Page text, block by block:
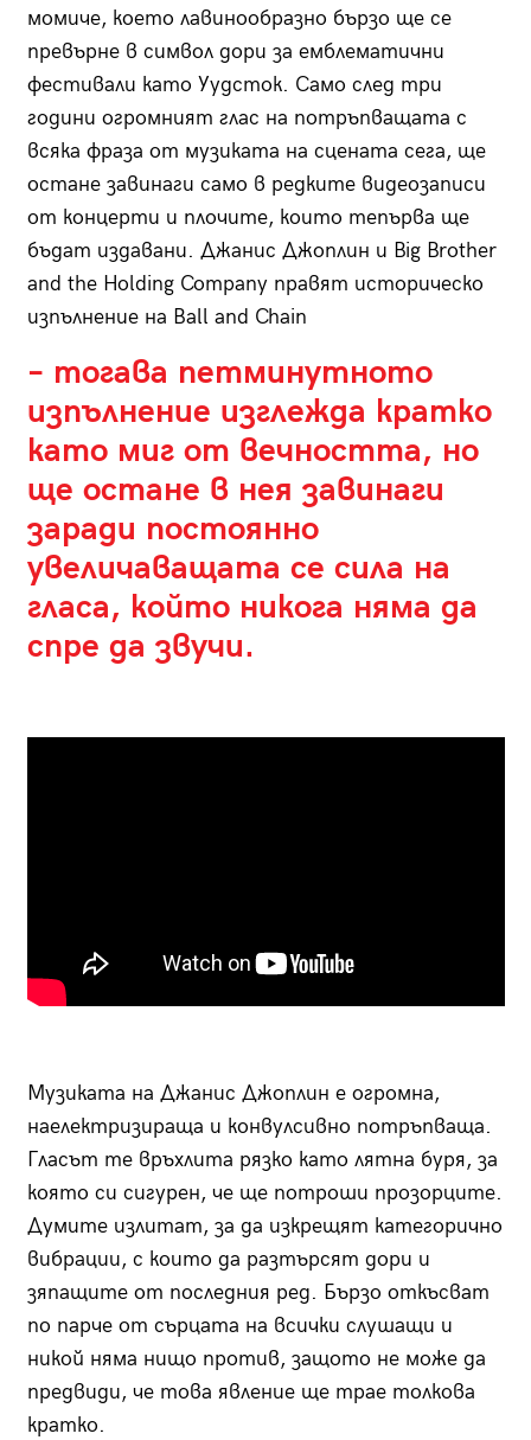
момиче, което лавинообразно бързо ще се
превърне в символ дори за емблематични
фестивали като Уудсток. Само след три
години огромният глас на потръпващата с
всяка фраза от музиката на сцената сега, ще
остане завинаги само в редките видеозаписи
от концерти и плочите, които тепърва ще
бъдат издавани. Джанис Джоплин и Big Brother
and the Holding Company правят историческо
изпълнение на Ball and Chain
– тогава петминутното
изпълнение изглежда кратко
като миг от вечността, но
ще остане в нея завинаги
заради постоянно
увеличаващата се сила на
гласа, който никога няма да
спре да звучи.
Музиката на Джанис Джоплин е огромна,
наелектризираща и конвулсивно потръпваща.
Гласът те връхлита рязко като лятна буря, за
която си сигурен, че ще потроши прозорците.
Думите излитат, за да изкрещят категорично
вибрации, с които да разтърсят дори и
зяпащите от последния ред. Бързо откъсват
по парче от сърцата на всички слушащи и
никой няма нищо против, защото не може да
предвиди, че това явление ще трае толкова
кратко.